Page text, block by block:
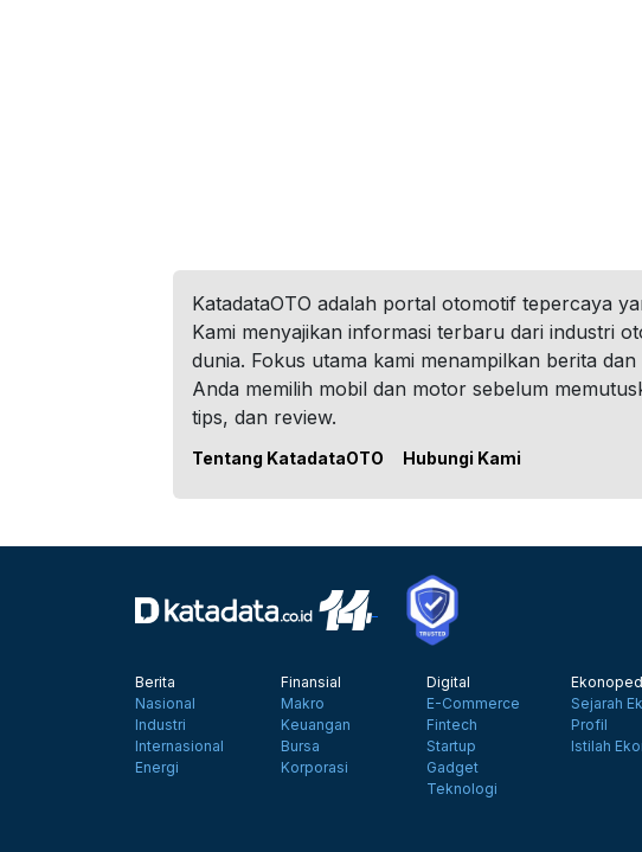
KatadataOTO adalah portal otomotif tepercaya
Kami menyajikan informasi terbaru dari industri
dunia. Fokus utama kami menampilkan berita
Anda memilih mobil dan motor sebelum
tips, dan review.
Tentang KatadataOTO Hubungi Kami
Berita
Nasional
Industri
Internasional
Energi
Finansial
Makro
Keuangan
Bursa
Korporasi
Digital
E-Commerce
Fintech
Startup
Gadget
Teknologi
Sejarah
Profil
Istilah